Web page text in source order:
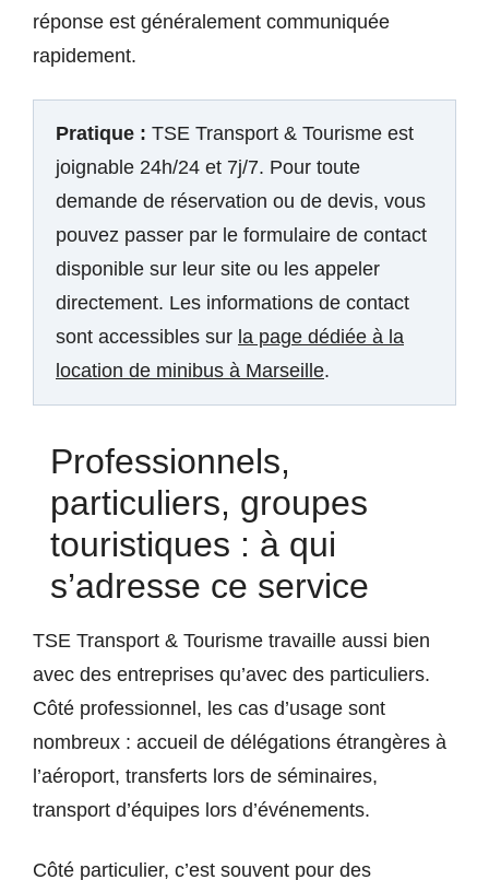
réponse est généralement communiquée
rapidement.
Pratique : TSE Transport & Tourisme est
joignable 24h/24 et 7j/7. Pour toute
demande de réservation ou de devis, vous
pouvez passer par le formulaire de contact
disponible sur leur site ou les appeler
directement. Les informations de contact
sont accessibles sur la page dédiée à la
location de minibus à Marseille.
Professionnels,
particuliers, groupes
touristiques : à qui
s’adresse ce service
TSE Transport & Tourisme travaille aussi bien
avec des entreprises qu’avec des particuliers.
Côté professionnel, les cas d’usage sont
nombreux : accueil de délégations étrangères à
l’aéroport, transferts lors de séminaires,
transport d’équipes lors d’événements.
Côté particulier, c’est souvent pour des